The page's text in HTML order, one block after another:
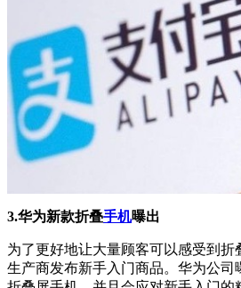
3.华为新款折叠手机曝出
为了更好地让大量顾客可以感受到折
生产商发布新手入门商品。华为公司